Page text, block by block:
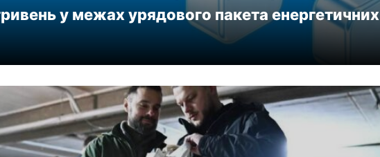
у межах урядового пакета енергетичних